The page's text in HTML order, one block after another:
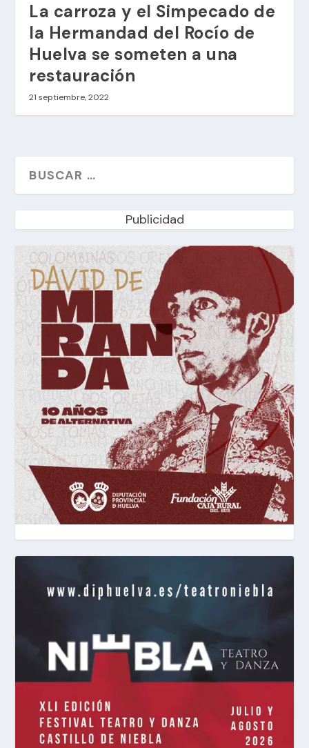
La carroza y el Simpecado de
la Hermandad del Rocío de
Huelva se someten a una
restauración
21 septiembre, 2022
Publicidad